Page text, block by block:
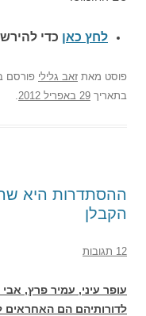
לחץ כאן כדי
פוסטמאתזאב גליליפורסם
בתאריך29 באפריל 2012 .
ההסתדרות היא
הקבלן
12 תגובות
עופר עיני, עמיר פרץ, אבי
לדורותיהם הם האחראים